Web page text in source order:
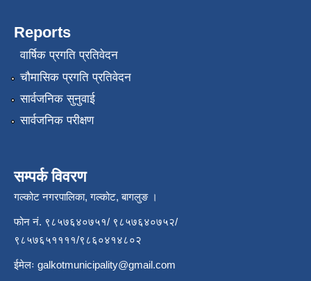
Reports
वार्षिक प्रगति प्रतिवेदन
चौमासिक प्रगति प्रतिवेदन
सार्वजनिक सुनुवाई
सार्वजनिक परीक्षण
सम्पर्क विवरण
गल्कोट नगरपालिका, गल्कोट, बागलुङ ।
फोन नं. ९८५७६४०७५१/ ९८५७६४०७५२/
९८५७६५११११/९८६०४१४८०२
ईमेलः galkotmunicipality@gmail.com